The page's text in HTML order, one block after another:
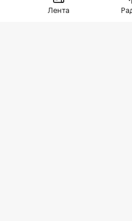
Лента